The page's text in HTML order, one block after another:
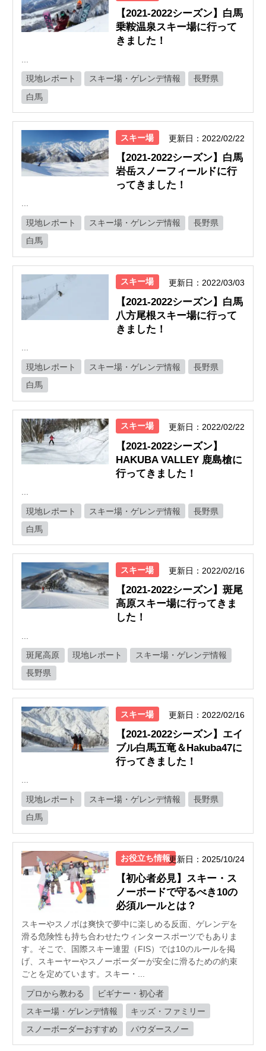
【2021-2022シーズン】白馬
乗鞍温泉スキー場に行って
きました！
現地レポート スキー場・ゲレンデ情報
長野県
白馬
スキー場 更新日：2022/02/22
【2021-2022シーズン】白馬
岩岳スノーフィールドに行
ってきました！
...
現地レポート スキー場・ゲレンデ情報
長野県
白馬
スキー場 更新日：2022/03/03
【2021-2022シーズン】白馬
八方尾根スキー場に行って
きました！
現地レポート スキー場・ゲレンデ情報
長野県
白馬
スキー場 更新日：2022/02/22
【2021-2022シーズン】
HAKUBA VALLEY 鹿島槍に
行ってきました！
現地レポート スキー場・ゲレンデ情報
長野県
白馬
スキー場 更新日：2022/02/16
【2021-2022シーズン】斑尾
高原スキー場に行ってきま
した！
斑尾高原 現地レポート
スキー場・ゲレンデ情報
長野県
スキー場 更新日：2022/02/16
【2021-2022シーズン】エイ
ブル白馬五竜＆Hakuba47に
行ってきました！
...
現地レポート スキー場・ゲレンデ情報
長野県
白馬
お役立ち情報更新日：2025/10/24
【初心者必見】スキー・ス
ノーボードで守るべき10の
必須ルールとは？
スキーやスノボは爽快で夢中に楽しめる反面、ゲレンデを
滑る危険性も持ち合わせたウィンタースポーツでもありま
す。そこで、国際スキー連盟（FIS）では10のルールを掲
げ、スキーヤーやスノーボーダーが安全に滑るための約束
ごとを定めています。スキー・...
プロから教わる
ビギナー・初心者
スキー場・ゲレンデ情報
キッズ・ファミリー
スノーボーダーおすすめ
パウダースノー